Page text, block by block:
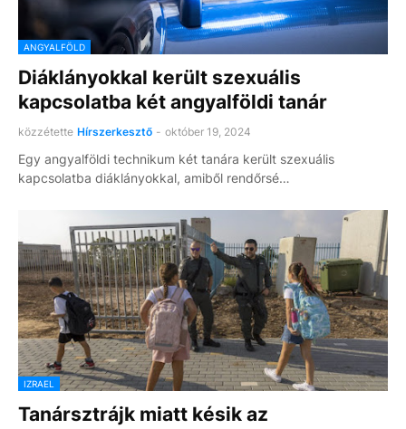
ANGYALFÖLD
Diáklányokkal került szexuális
kapcsolatba két angyalföldi tanár
közzétette Hírszerkesztő - október 19, 2024
Egy angyalföldi technikum két tanára került szexuális
kapcsolatba diáklányokkal, amiből rendőrsé…
IZRAEL
Tanársztrájk miatt késik az